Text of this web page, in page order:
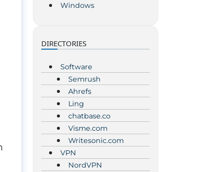
Windows
DIRECTORIES
Software
Semrush
Ahrefs
Ling
chatbase.co
Visme.com
Writesonic.com
VPN
NordVPN